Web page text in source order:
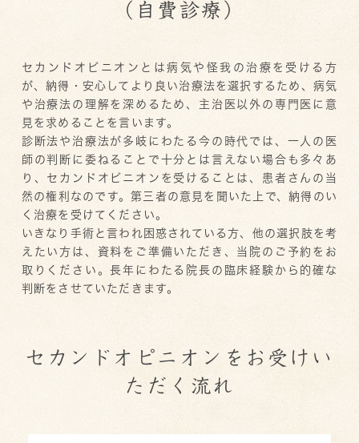
（自費診療）
セカンドオピニオンとは病気や怪我の治療を受ける方
が、納得・安心してより良い治療法を選択するため、病気
や治療法の理解を深めるため、主治医以外の専門医に意
見を求めることを言います。
診断法や治療法が多岐にわたる今の時代では、一人の医
師の判断に委ねることで十分とは言えない場合も多々あ
り、セカンドオピニオンを受けることは、患者さんの当
然の権利なのです。第三者の意見を聞いた上で、納得のい
く治療を受けてください。
いきなり手術と言われ困惑されている方、他の選択肢を考
えたい方は、資料をご準備いただき、当院のご予約をお
取りください。長年にわたる院長の臨床経験から的確な
判断をさせていただきます。
セカンドオピニオンをお受けい
ただく流れ